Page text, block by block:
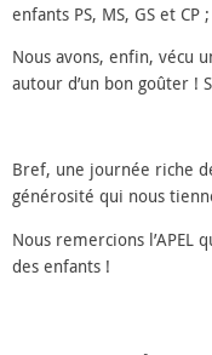
enfants PS, MS, GS et
Nous avons, enfin, vécu
autour d’un bon goûter !
Bref, une journée riche
générosité qui nous
Nous remercions l’APEL
des enfants !